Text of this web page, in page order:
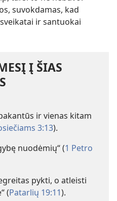
suvokdamas, kad
ir santuokai
Į ŠIAS
ir vienas kitam
3:13).
nuodėmių“ (1 Petro
pykti, o atleisti
(Patarlių 19:11).